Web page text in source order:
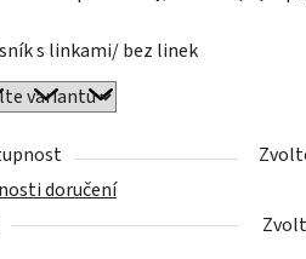
s linkami/ bez linek
doručení